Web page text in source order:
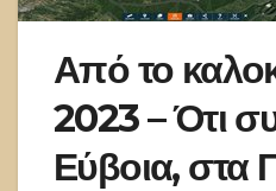
Από το
2023 – Ότι
Εύβοια, στα